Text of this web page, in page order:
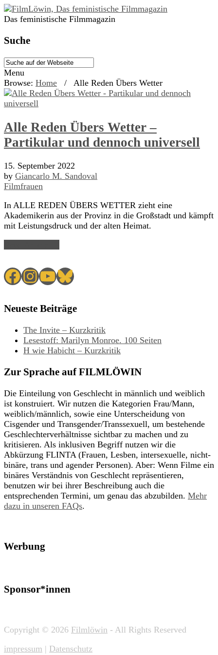
Das feministische Filmmagazin
Suche
Menu
Browse: Home / Alle Reden Übers Wetter
Alle Reden Übers Wetter –
Partikular und dennoch universell
15. September 2022
by Giancarlo M. Sandoval
Filmfrauen
In ALLE REDEN ÜBERS WETTER zieht eine
Akademikerin aus der Provinz in die Großstadt und kämpft
mit Leistungsdruck und der alten Heimat.
Facebook
Instagram
YouTube
Bluesky
Neueste Beiträge
The Invite – Kurzkritik
Lesestoff: Marilyn Monroe. 100 Seiten
H wie Habicht – Kurzkritik
Zur Sprache auf FILMLÖWIN
Die Einteilung von Geschlecht in männlich und weiblich
ist konstruiert. Wir nutzen die Kategorien Frau/Mann,
weiblich/männlich, sowie eine Unterscheidung von
Cisgender und Transgender/Transsexuell, um bestehende
Geschlechterverhältnisse sichtbar zu machen und zu
kritisieren. Als inklusiven Begriff nutzen wir die
Abkürzung FLINTA (Frauen, Lesben, intersexuelle, nicht-
binäre, trans und agender Personen). Aber: Wenn Filme ein
binäres Verständnis von Geschlecht repräsentieren,
benutzen wir bei ihrer Beschreibung auch die
entsprechenden Termini, um genau das abzubilden. Mehr
dazu in unseren FAQs.
Werbung
Sponsor*innen
Copyright © 2026 Filmlöwin - All Rights Reserved
impressum | Datenschutz